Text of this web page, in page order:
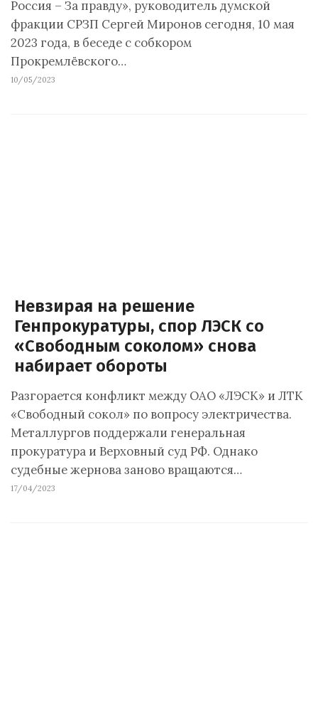
Россия – За правду», руководитель думской
фракции СРЗП Сергей Миронов сегодня, 10 мая
2023 года, в беседе с собкором
Прокремлёвского…
10/05/2023
Невзирая на решение
Генпрокуратуры, спор ЛЭСК со
«Свободным соколом» снова
набирает обороты
Разгорается конфликт между ОАО «ЛЭСК» и ЛТК
«Свободный сокол» по вопросу электричества.
Металлургов поддержали генеральная
прокуратура и Верховный суд РФ. Однако
судебные жернова заново вращаются…
17/04/2023